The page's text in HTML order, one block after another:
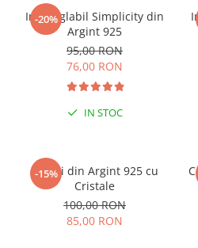
-20%
Inel reglabil Simplicity din
Argint 925
95,00 RON
76,00 RON
IN STOC
-15%
Cercei din Argint 925 cu
Cristale
100,00 RON
85,00 RON